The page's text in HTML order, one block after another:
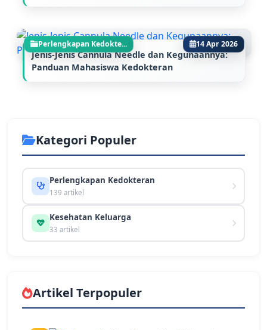
Perlengkapan Kedokte... 14 Apr 2026
Jenis-Jenis Cannula Needle dan Kegunaannya:
Panduan Mahasiswa Kedokteran
Kategori Populer
Perlengkapan Kedokteran
139 artikel
Kesehatan Keluarga
33 artikel
Artikel Terpopuler